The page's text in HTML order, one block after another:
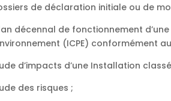
de déclaration initiale ou de
décennal de fonctionnement
(ICPE) conformément
d’impacts d’une Installation
des risques ;